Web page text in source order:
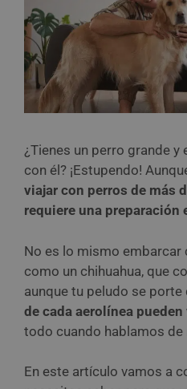
¿Tienes un perro grande
con él? ¡Estupendo!
viajar con perros de más
requiere una preparación
No es lo mismo embarcar
como un chihuahua, que
aunque tu peludo se porte
de cada aerolínea pueden
todo cuando hablamos de
En este artículo vamos a